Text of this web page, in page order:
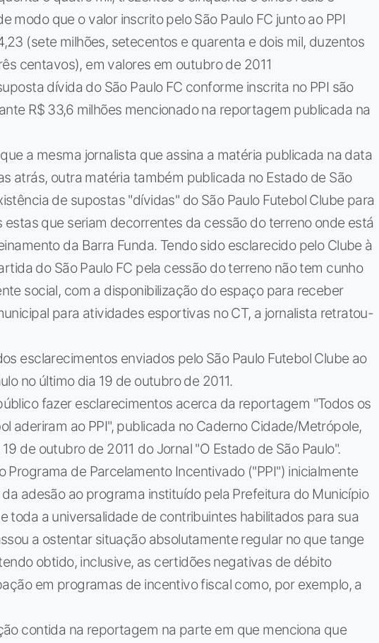
modo que o valor inscrito pelo São Paulo FC junto ao PPI
(sete milhões, setecentos e quarenta e dois mil, duzentos
centavos), em valores em outubro de 2011
dívida do São Paulo FC conforme inscrita no PPI são
R$ 33,6 milhões mencionado na reportagem publicada na
a mesma jornalista que assina a matéria publicada na data
atrás, outra matéria também publicada no Estado de São
de supostas "dívidas" do São Paulo Futebol Clube para
estas que seriam decorrentes da cessão do terreno onde está
da Barra Funda. Tendo sido esclarecido pelo Clube à
do São Paulo FC pela cessão do terreno não tem cunho
social, com a disponibilização do espaço para receber
para atividades esportivas no CT, a jornalista retratou-
esclarecimentos enviados pelo São Paulo Futebol Clube ao
no último dia 19 de outubro de 2011.
fazer esclarecimentos acerca da reportagem "Todos os
aderiram ao PPI", publicada no Caderno Cidade/Metrópole,
de outubro de 2011 do Jornal "O Estado de São Paulo".
Programa de Parcelamento Incentivado ("PPI") inicialmente
adesão ao programa instituído pela Prefeitura do Município
toda a universalidade de contribuintes habilitados para sua
a ostentar situação absolutamente regular no que tange
obtido, inclusive, as certidões negativas de débito
em programas de incentivo fiscal como, por exemplo, a
contida na reportagem na parte em que menciona que